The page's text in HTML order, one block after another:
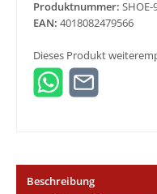
Produktnummer: SHOE-
EAN: 4018082479566
Dieses Produkt
Beschreibung